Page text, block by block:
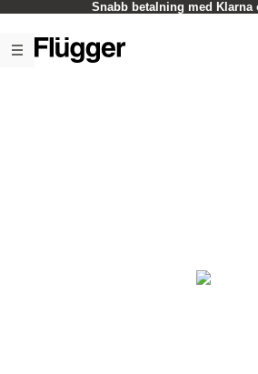
Snabb betalning med Klarna